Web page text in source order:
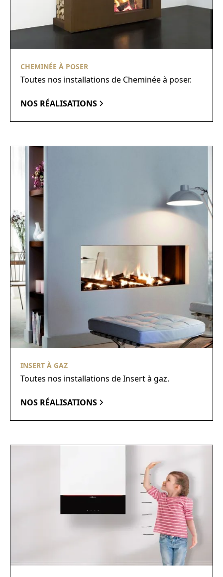
CHEMINÉE À POSER
Toutes nos installations de Cheminée à poser.
NOS RÉALISATIONS
INSERT À GAZ
Toutes nos installations de Insert à gaz.
NOS RÉALISATIONS